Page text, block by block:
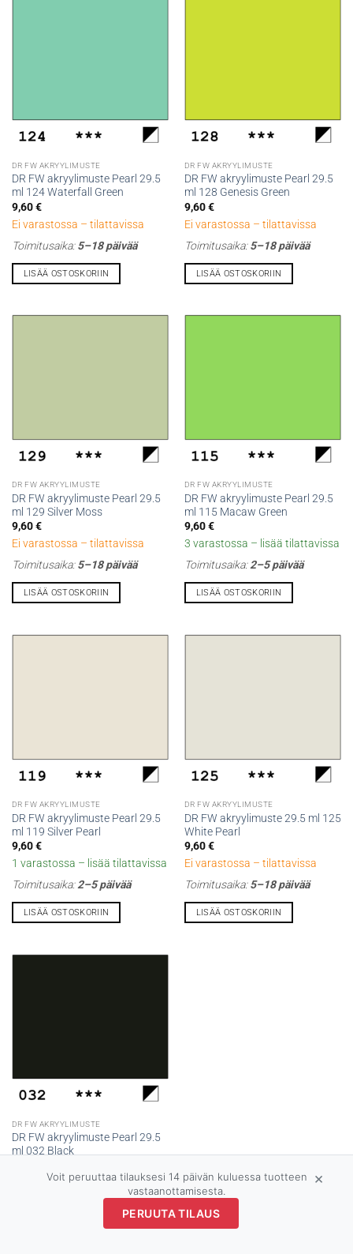
DR FW AKRYYLIMUSTE
DR FW akryylimuste Pearl 29.5
ml 124 Waterfall Green
9,60€
Ei varastossa – tilattavissa
Toimitusaika:5–18 päivää
LISÄÄ OSTOSKORIIN
DR FW AKRYYLIMUSTE
DR FW akryylimuste Pearl 29.5
ml 128 Genesis Green
9,60€
Ei varastossa – tilattavissa
Toimitusaika:5–18 päivää
LISÄÄ OSTOSKORIIN
DR FW AKRYYLIMUSTE
DR FW akryylimuste Pearl 29.5
ml 129 Silver Moss
9,60€
Ei varastossa – tilattavissa
Toimitusaika:5–18 päivää
LISÄÄ OSTOSKORIIN
DR FW AKRYYLIMUSTE
DR FW akryylimuste Pearl 29.5
ml 115 Macaw Green
9,60€
3 varastossa – lisää tilattavissa
Toimitusaika:2–5 päivää
LISÄÄ OSTOSKORIIN
DR FW AKRYYLIMUSTE
DR FW akryylimuste Pearl 29.5
ml 119 Silver Pearl
9,60€
1 varastossa – lisää tilattavissa
Toimitusaika:2–5 päivää
LISÄÄ OSTOSKORIIN
DR FW AKRYYLIMUSTE
DR FW akryylimuste 29.5 ml 125
White Pearl
9,60€
Ei varastossa – tilattavissa
Toimitusaika:5–18 päivää
LISÄÄ OSTOSKORIIN
DR FW AKRYYLIMUSTE
DR FW akryylimuste Pearl 29.5
ml 032 Black
1 varastossa – lisää tilattavissa
2–5 päivää
LISÄÄ OSTOSKORIIN
Voit peruuttaa tilauksesi 14 päivän kuluessa tuotteen
vastaanottamisesta.
PERUUTA TILAUS
×